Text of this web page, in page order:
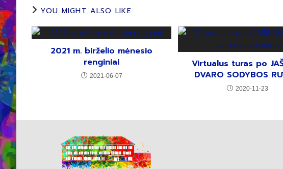
YOU MIGHT ALSO LIKE
2021 m. birželio mėnesio
renginiai
2021-06-07
Virtualus turas po
DVARO SODYBOS
2020-11-23